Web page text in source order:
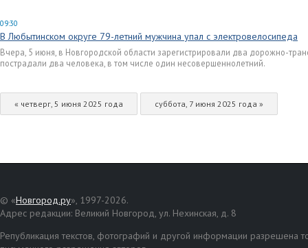
09:30
В Любытинском округе 79-летний мужчина упал с электровелосипеда
Вчера, 5 июня, в Новгородской области зарегистрировали два дорожно-
пострадали два человека, в том числе один несовершеннолетний.
« четверг, 5 июня 2025 года суббота, 7 июня 2025 года »
© «Новгород.ру», 1997-2026.
Адрес редакции: Великий Новгород, ул. Нехинская, д. 8
Републикация текстов, фотографий и другой информации разрешена